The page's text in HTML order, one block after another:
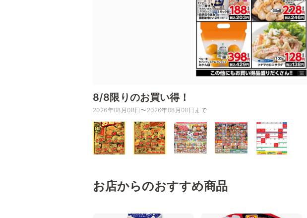
8/8限りのお買い得！
2026年08月08日〜2026年08月08日まで
お店からのおすすめ商品